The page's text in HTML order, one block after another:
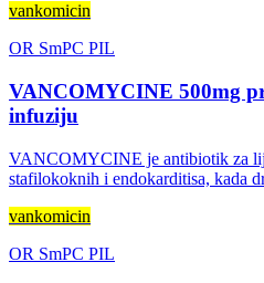
vankomicin
OR SmPC PIL
VANCOMYCINE 500mg
infuziju
VANCOMYCINE je antibiotik za
stafilokoknih i endokarditisa, kada
vankomicin
OR SmPC PIL